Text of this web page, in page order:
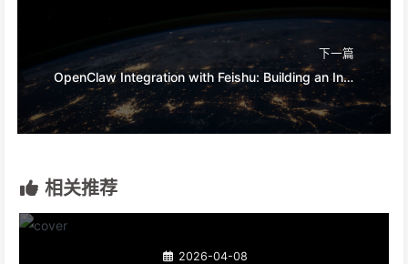
下一篇
OpenClaw Integration with Feishu: Building an Intelligent Team Collaboration Platform
相关推荐
2026-04-08